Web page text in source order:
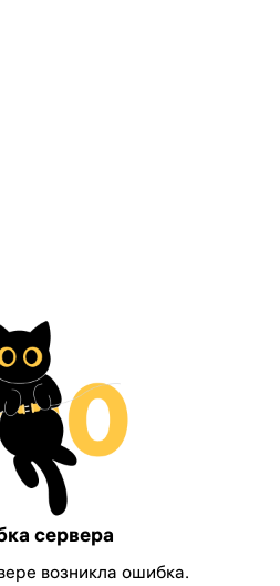
сервера
возникла ошибка.